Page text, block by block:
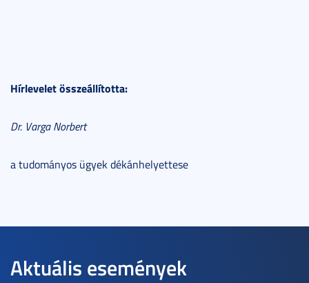
Hírlevelet összeállította:
Dr. Varga Norbert
a tudományos ügyek dékánhelyettese
Aktuális események